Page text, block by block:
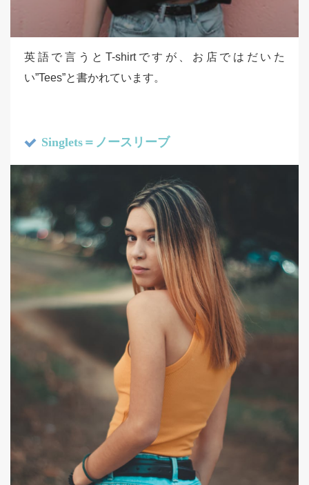
英語で言うとT-shirtですが、お店ではだいた
い”Tees”と書かれています。
Singlets＝ノースリーブ